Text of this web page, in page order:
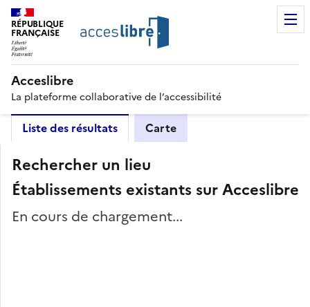
RÉPUBLIQUE
FRANÇAISE
Acceslibre
La plateforme collaborative de l’accessibilité
Liste des résultats Carte
Rechercher un lieu
Établissements existants sur Acceslibre
En cours de chargement...